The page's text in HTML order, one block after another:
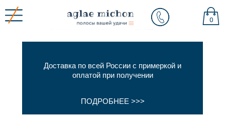
0
Доставка по всей России с примеркой и
оплатой при получении
ПОДРОБНЕЕ >>>